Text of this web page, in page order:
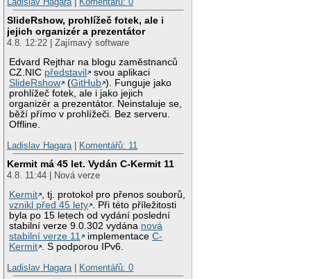
SlideRshow, prohlížeč fotek, ale i
jejich organizér a prezentátor
4.8. 12:22 | Zajímavý software
Edvard Rejthar na blogu zaměstnanců
CZ.NIC představil
svou aplikaci
SlideRshow
(GitHub ). Funguje jako
prohlížeč fotek, ale i jako jejich
organizér a prezentátor. Neinstaluje se,
běží přímo v prohlížeči. Bez serveru.
Offline.
Ladislav Hagara| Komentářů: 11
Kermit má 45 let. Vydán C-Kermit 11
4.8. 11:44 | Nová verze
Kermit , tj. protokol pro přenos souborů,
vznikl před 45 lety . Při této příležitosti
byla po 15 letech od vydání poslední
stabilní verze 9.0.302 vydána nová
stabilní verze 11
implementaceC-
Kermit . S podporou IPv6.
Ladislav Hagara| Komentářů: 0